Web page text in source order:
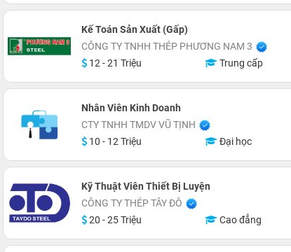
Kế Toán Sản Xuất (Gấp)
CÔNG TY TNHH THÉP PHƯƠNG NAM 3
12 - 21 Triệu
Trung cấp
Nhân Viên Kinh Doanh
CTY TNHH TMDV VŨ TỊNH
10 - 12 Triệu
Đại học
Kỹ Thuật Viên Thiết Bị Luyện
CÔNG TY THÉP TÂY ĐÔ
20 - 25 Triệu
Cao đẳng